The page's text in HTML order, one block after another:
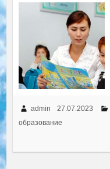
admin 27.07.2023
образование